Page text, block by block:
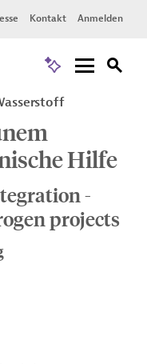
Kontakt Anmelden
Hilfe
-
projects